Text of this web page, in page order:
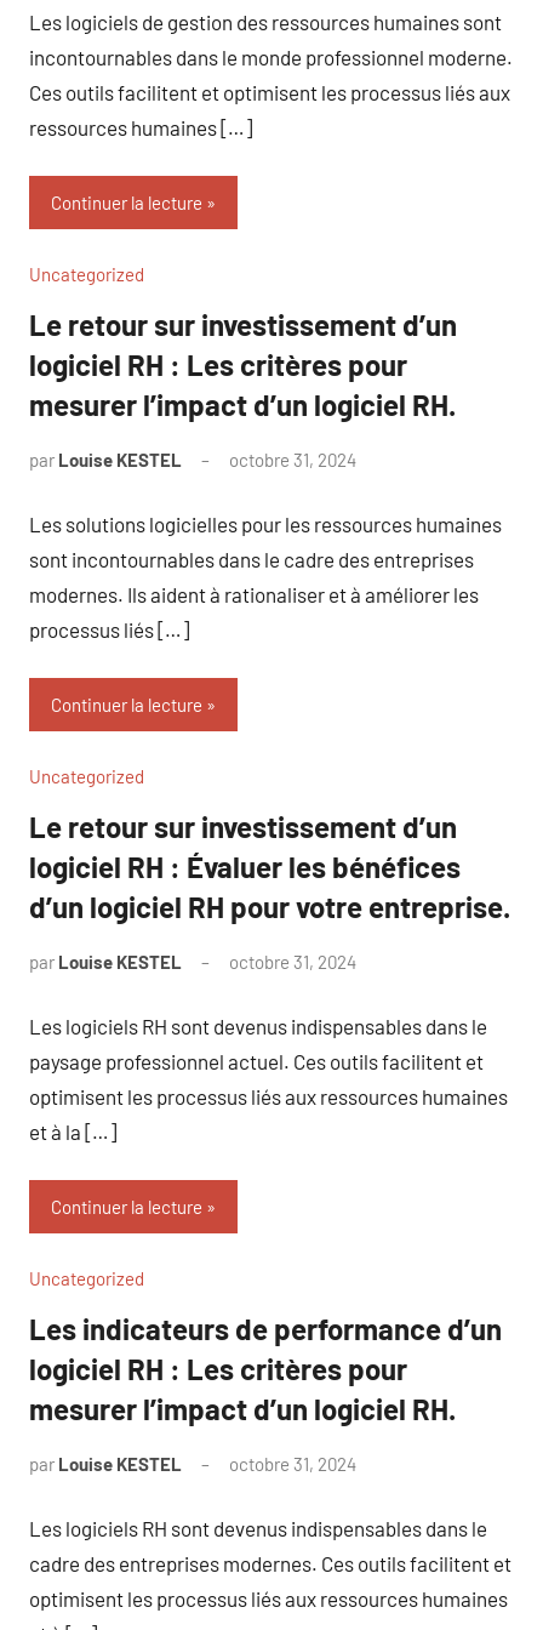
Les logiciels de gestion des ressources humaines sont
incontournables dans le monde professionnel moderne.
Ces outils facilitent et optimisent les processus liés aux
ressources humaines […]
Continuer la lecture
Uncategorized
Le retour sur investissement d’un
logiciel RH : Les critères pour
mesurer l’impact d’un logiciel RH.
par Louise KESTEL octobre 31, 2024
Les solutions logicielles pour les ressources humaines
sont incontournables dans le cadre des entreprises
modernes. Ils aident à rationaliser et à améliorer les
processus liés […]
Continuer la lecture
Uncategorized
Le retour sur investissement d’un
logiciel RH : Évaluer les bénéfices
d’un logiciel RH pour votre entreprise.
par Louise KESTEL octobre 31, 2024
Les logiciels RH sont devenus indispensables dans le
paysage professionnel actuel. Ces outils facilitent et
optimisent les processus liés aux ressources humaines
et à la […]
Continuer la lecture
Uncategorized
Les indicateurs de performance d’un
logiciel RH : Les critères pour
mesurer l’impact d’un logiciel RH.
par Louise KESTEL octobre 31, 2024
Les logiciels RH sont devenus indispensables dans le
cadre des entreprises modernes. Ces outils facilitent et
optimisent les processus liés aux ressources humaines